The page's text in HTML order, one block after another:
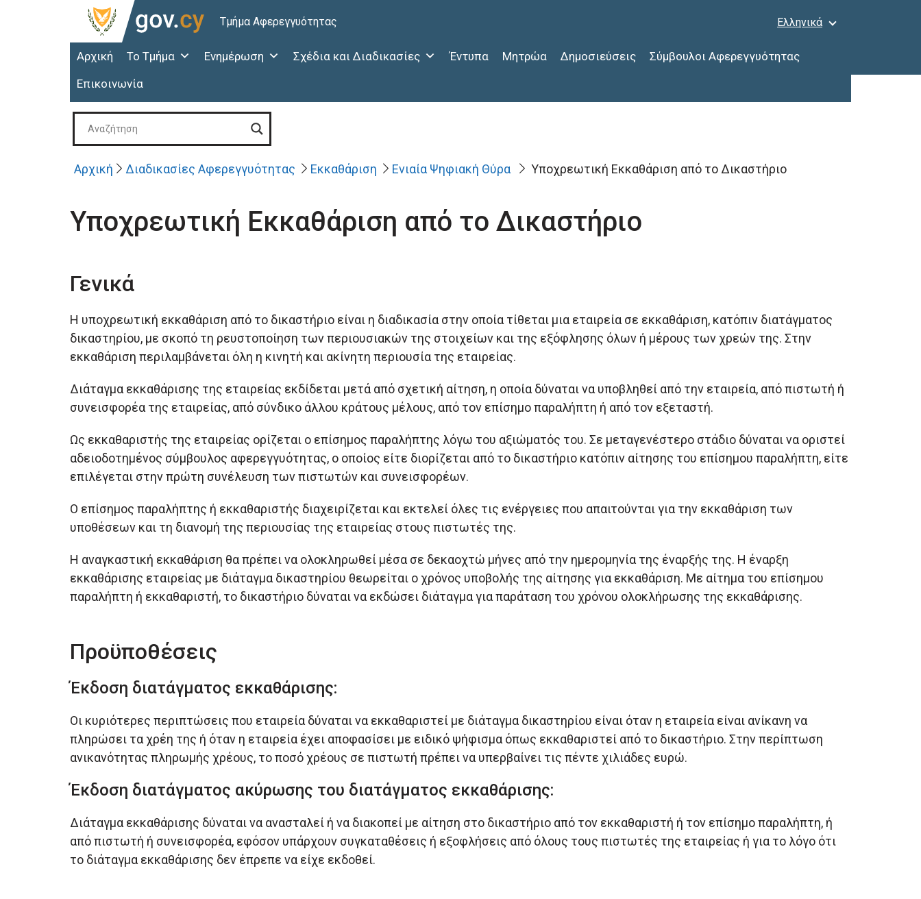
Ελληνικά
Τμήμα Αφερεγγυότητας
Αρχική Το Τμήμα Ενημέρωση Σχέδια και Διαδικασίες Έντυπα Μητρώα Δημοσιεύσεις
Σύμβουλοι Αφερεγγυότητας
Επικοινωνία
Αρχική Διαδικασίες Αφερεγγυότητας Εκκαθάριση Ενιαία Ψηφιακή Θύρα Υποχρεωτική Εκκαθάριση από το Δικαστήριο
Υποχρεωτική Εκκαθάριση από το Δικαστήριο
Γενικά
Η υποχρεωτική εκκαθάριση από το δικαστήριο είναι η διαδικασία στην οποία τίθεται μια εταιρεία σε εκκαθάριση, κατόπιν διατάγματος
δικαστηρίου, με σκοπό τη ρευστοποίηση των περιουσιακών της στοιχείων και της εξόφλησης όλων ή μέρους των χρεών της. Στην
εκκαθάριση περιλαμβάνεται όλη η κινητή και ακίνητη περιουσία της εταιρείας.
Διάταγμα εκκαθάρισης της εταιρείας εκδίδεται μετά από σχετική αίτηση, η οποία δύναται να υποβληθεί από την εταιρεία, από πιστωτή ή
συνεισφορέα της εταιρείας, από σύνδικο άλλου κράτους μέλους, από τον επίσημο παραλήπτη ή από τον εξεταστή.
Ως εκκαθαριστής της εταιρείας ορίζεται ο επίσημος παραλήπτης λόγω του αξιώματός του. Σε μεταγενέστερο στάδιο δύναται να οριστεί
αδειοδοτημένος σύμβουλος αφερεγγυότητας, ο οποίος είτε διορίζεται από το δικαστήριο κατόπιν αίτησης του επίσημου παραλήπτη, είτε
επιλέγεται στην πρώτη συνέλευση των πιστωτών και συνεισφορέων.
Ο επίσημος παραλήπτης ή εκκαθαριστής διαχειρίζεται και εκτελεί όλες τις ενέργειες που απαιτούνται για την εκκαθάριση των
υποθέσεων και τη διανομή της περιουσίας της εταιρείας στους πιστωτές της.
H αναγκαστική εκκαθάριση θα πρέπει να ολοκληρωθεί μέσα σε δεκαοχτώ μήνες από την ημερομηνία της έναρξής της. Η έναρξη
εκκαθάρισης εταιρείας με διάταγμα δικαστηρίου θεωρείται ο χρόνος υποβολής της αίτησης για εκκαθάριση. Με αίτημα του επίσημου
παραλήπτη ή εκκαθαριστή, το δικαστήριο δύναται να εκδώσει διάταγμα για παράταση του χρόνου ολοκλήρωσης της εκκαθάρισης.
Προϋποθέσεις
Έκδοση διατάγματος εκκαθάρισης:
Οι κυριότερες περιπτώσεις που εταιρεία δύναται να εκκαθαριστεί με διάταγμα δικαστηρίου είναι όταν η εταιρεία είναι ανίκανη να
πληρώσει τα χρέη της ή όταν η εταιρεία έχει αποφασίσει με ειδικό ψήφισμα όπως εκκαθαριστεί από το δικαστήριο. Στην περίπτωση
ανικανότητας πληρωμής χρέους, το ποσό χρέους σε πιστωτή πρέπει να υπερβαίνει τις πέντε χιλιάδες ευρώ.
Έκδοση διατάγματος ακύρωσης του διατάγματος εκκαθάρισης:
Διάταγμα εκκαθάρισης δύναται να ανασταλεί ή να διακοπεί με αίτηση στο δικαστήριο από τον εκκαθαριστή ή τον επίσημο παραλήπτη, ή
από πιστωτή ή συνεισφορέα, εφόσον υπάρχουν συγκαταθέσεις ή εξοφλήσεις από όλους τους πιστωτές της εταιρείας ή για το λόγο ότι
το διάταγμα εκκαθάρισης δεν έπρεπε να είχε εκδοθεί.